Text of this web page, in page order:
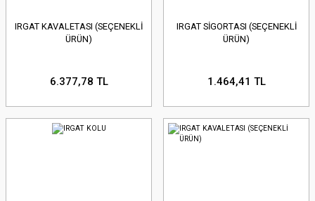
IRGAT KAVALETASI (SEÇENEKLİ
ÜRÜN)
6.377,78 TL
IRGAT SİGORTASI (SEÇENEKLİ
ÜRÜN)
1.464,41 TL